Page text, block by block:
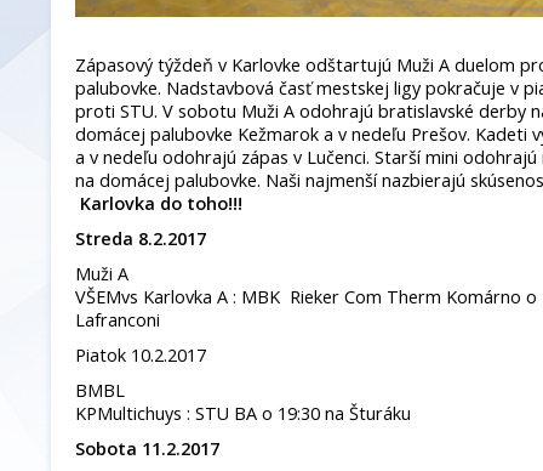
Zápasový týždeň v Karlovke odštartujú Muži A duelom
palubovke. Nadstavbová časť mestskej ligy pokračuje v
proti STU. V sobotu Muži A odohrajú bratislavské derby
domácej palubovke Kežmarok a v nedeľu Prešov. Kadeti
a v nedeľu odohrajú zápas v Lučenci. Starší mini
na domácej palubovke. Naši najmenší nazbierajú
Karlovka do toho!!!
Streda 8.2.2017
Muži A
VŠEMvs Karlovka A : MBK Rieker Com Therm Komárno
Lafranconi
Piatok 10.2.2017
BMBL
KPMultichuys : STU BA o 19:30 na Šturáku
Sobota 11.2.2017